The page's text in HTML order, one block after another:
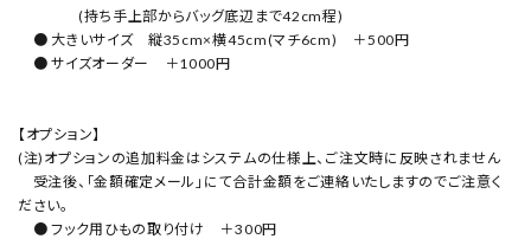
(持ち手上部からバッグ底辺まで42cm程)
● 大きいサイズ 縦35cm×横45cm(マチ6cm) ＋500円
● サイズオーダー ＋1000円
【オプション】
(注)オプションの追加料金はシステムの仕様上、ご注文時に反映されません
受注後、「金額確定メール」にて合計金額をご連絡いたしますのでご注意く
ださい。
● フック用ひもの取り付け ＋300円